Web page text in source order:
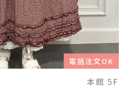
電話注文OK
本館 5F